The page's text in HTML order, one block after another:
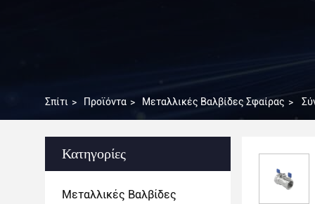
Σπίτι > Προϊόντα > Μεταλλικές Βαλβίδες Σφαίρας >
Κατηγορίες
Μεταλλικές Βαλβίδες